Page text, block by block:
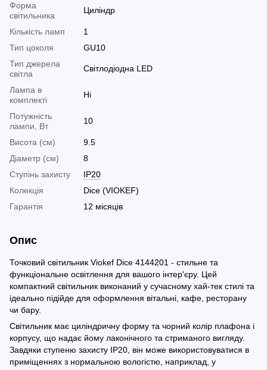
Форма
світильника
Циліндр
Кількість ламп
1
Тип цоколя
GU10
Тип джерела
світла
Світлодіодна LED
Лампа в
комплекті
Ні
Потужність
лампи, Вт
10
Висота (см)
9.5
Діаметр (см)
8
Ступінь захисту
IP20
Колекція
Dice (VIOKEF)
Гарантія
12 місяців
Опис
Точковий світильник Viokef Dice 4144201 - стильне та
функціональне освітлення для вашого інтер'єру. Цей
компактний світильник виконаний у сучасному хай-тек стилі та
ідеально підійде для оформлення вітальні, кафе, ресторану
чи бару.
Світильник має циліндричну форму та чорний колір плафона і
корпусу, що надає йому лаконічного та стриманого вигляду.
Завдяки ступеню захисту IP20, він може використовуватися в
приміщеннях з нормальною вологістю, наприклад, у